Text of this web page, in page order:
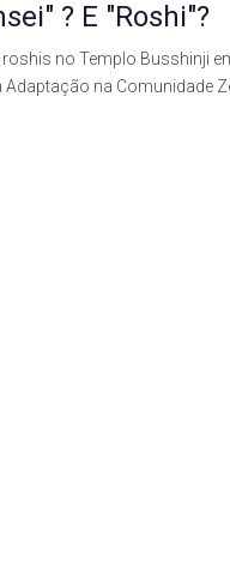
? E "Roshi"?
no Templo Busshinji
na Comunidade